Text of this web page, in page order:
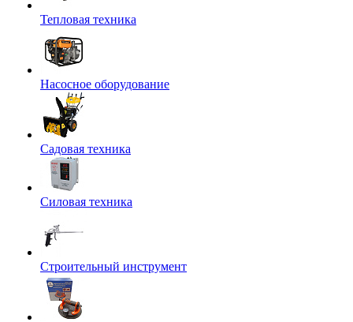
Тепловая техника
Насосное оборудование
Садовая техника
Силовая техника
Строительный инструмент